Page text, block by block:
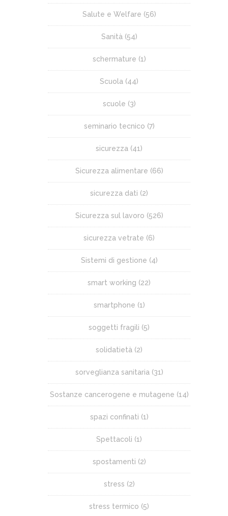
Salute e Welfare (56)
Sanità (54)
schermature (1)
Scuola (44)
scuole (3)
seminario tecnico (7)
sicurezza (41)
Sicurezza alimentare (66)
sicurezza dati (2)
Sicurezza sul lavoro (526)
sicurezza vetrate (6)
Sistemi di gestione (4)
smart working (22)
smartphone (1)
soggetti fragili (5)
solidatietà (2)
sorveglianza sanitaria (31)
Sostanze cancerogene e mutagene (14)
spazi confinati (1)
Spettacoli (1)
spostamenti (2)
stress (2)
stress termico (5)